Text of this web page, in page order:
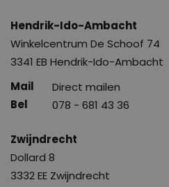
Hendrik-Ido-Ambacht
Winkelcentrum De Schoof 74
3341 EB Hendrik-Ido-Ambacht
Direct mailen
078 - 681 43 36
Zwijndrecht
Dollard 8
3332 EE Zwijndrecht